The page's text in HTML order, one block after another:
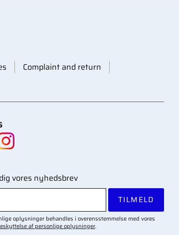
Complaint and return
vores nyhedsbrev
TILMELD
oplysninger behandles i overensstemmelse med vores
af personlige oplysninger.